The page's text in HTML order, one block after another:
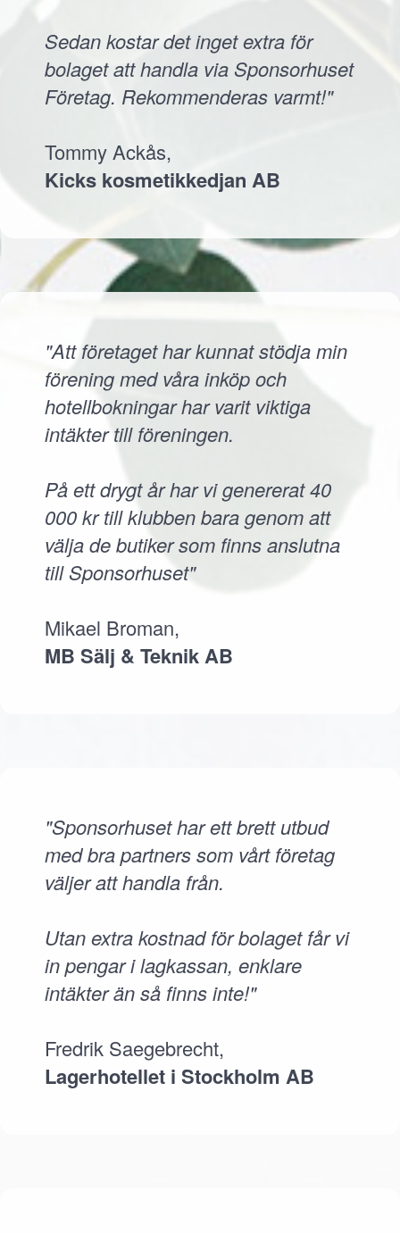
Sedan kostar det inget extra för
bolaget att handla via Sponsorhuset
Företag. Rekommenderas varmt!"
Tommy Ackås,
Kicks kosmetikkedjan AB
"Att företaget har kunnat stödja min
förening med våra inköp och
hotellbokningar har varit viktiga
intäkter till föreningen.
På ett drygt år har vi genererat 40
000 kr till klubben bara genom att
välja de butiker som finns anslutna
till Sponsorhuset"
Mikael Broman,
MB Sälj & Teknik AB
"Sponsorhuset har ett brett utbud
med bra partners som vårt företag
väljer att handla från.
Utan extra kostnad för bolaget får vi
in pengar i lagkassan, enklare
intäkter än så finns inte!"
Fredrik Saegebrecht,
Lagerhotellet i Stockholm AB